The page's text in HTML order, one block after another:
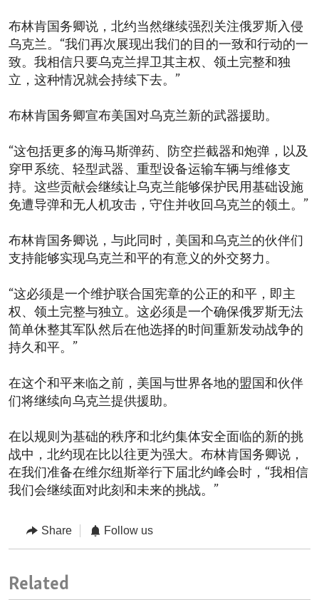
布林肯国务卿说，北约当然继续强烈关注俄罗斯入侵
乌克兰。“我们再次展现出我们的目的一致和行动的一
致。我相信只要乌克兰捍卫其主权、领土完整和独
立，这种情况就会持续下去。”
布林肯国务卿宣布美国对乌克兰新的武器援助。
“这包括更多的海马斯弹药、防空拦截器和炮弹，以及
穿甲系统、轻型武器、重型设备运输车辆与维修支
持。这些贡献会继续让乌克兰能够保护民用基础设施
免遭导弹和无人机攻击，守住并收回乌克兰的领土。”
布林肯国务卿说，与此同时，美国和乌克兰的伙伴们
支持能够实现乌克兰和平的有意义的外交努力。
“这必须是一个维护联合国宪章的公正的和平，即主
权、领土完整与独立。这必须是一个确保俄罗斯无法
简单休整其军队然后在他选择的时间重新发动战争的
持久和平。”
在这个和平来临之前，美国与世界各地的盟国和伙伴
们将继续向乌克兰提供援助。
在以规则为基础的秩序和北约集体安全面临的新的挑
战中，北约现在比以往更为强大。布林肯国务卿说，
在我们准备在维尔纽斯举行下届北约峰会时，“我相信
我们会继续面对此刻和未来的挑战。”
Share Follow us
Related